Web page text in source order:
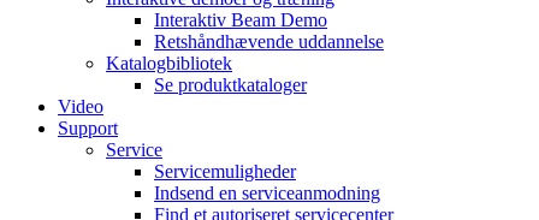
Interaktiv Beam Demo
Retshåndhævende uddannelse
Katalogbibliotek
Se produktkataloger
Video
Support
Service
Servicemuligheder
Indsend en serviceanmodning
Find et autoriseret servicecenter